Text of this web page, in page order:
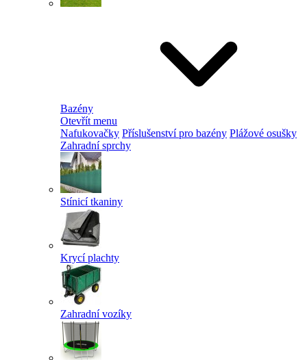
Bazény
Otevřít menu
Nafukovačky Příslušenství pro bazény Plážové osušky
Zahradní sprchy
Stínicí tkaniny
Krycí plachty
Zahradní vozíky